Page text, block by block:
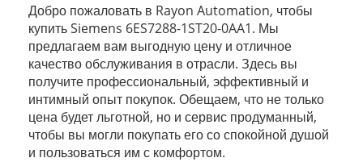
Добро пожаловать в Rayon Automation, чтобы
купить Siemens 6ES7288-1ST20-0AA1. Мы
предлагаем вам выгодную цену и отличное
качество обслуживания в отрасли. Здесь вы
получите профессиональный, эффективный и
интимный опыт покупок. Обещаем, что не только
цена будет льготной, но и сервис продуманный,
чтобы вы могли покупать его со спокойной душой
и пользоваться им с комфортом.